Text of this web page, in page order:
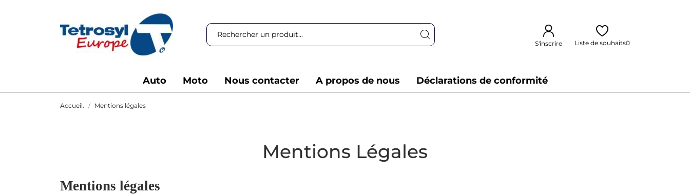
S'inscrire Liste de souhaits0
Auto Moto Nous contacter A propos de nous Déclarations de conformité
Accueil. Mentions légales
Mentions Légales
Mentions légales